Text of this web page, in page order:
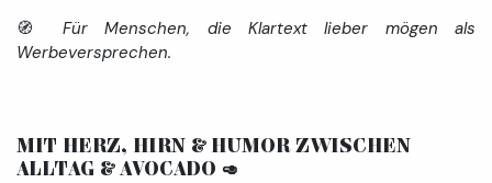
🧭 Für Menschen, die Klartext lieber mögen als
Werbeversprechen.
MIT HERZ, HIRN & HUMOR ZWISCHEN
ALLTAG & AVOCADO 🥑